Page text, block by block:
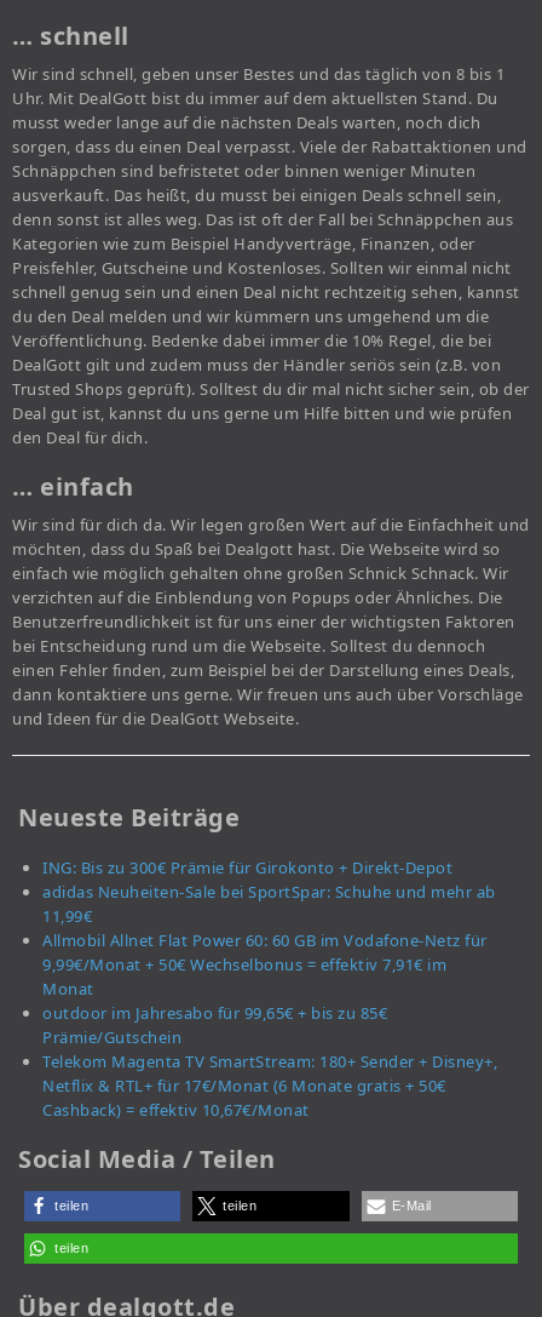
… schnell
Wir sind schnell, geben unser Bestes und das täglich von 8 bis 1
Uhr. Mit DealGott bist du immer auf dem aktuellsten Stand. Du
musst weder lange auf die nächsten Deals warten, noch dich
sorgen, dass du einen Deal verpasst. Viele der Rabattaktionen und
Schnäppchen sind befristetet oder binnen weniger Minuten
ausverkauft. Das heißt, du musst bei einigen Deals schnell sein,
denn sonst ist alles weg. Das ist oft der Fall bei Schnäppchen aus
Kategorien wie zum Beispiel Handyverträge, Finanzen, oder
Preisfehler, Gutscheine und Kostenloses. Sollten wir einmal nicht
schnell genug sein und einen Deal nicht rechtzeitig sehen, kannst
du den Deal melden und wir kümmern uns umgehend um die
Veröffentlichung. Bedenke dabei immer die 10% Regel, die bei
DealGott gilt und zudem muss der Händler seriös sein (z.B. von
Trusted Shops geprüft). Solltest du dir mal nicht sicher sein, ob der
Deal gut ist, kannst du uns gerne um Hilfe bitten und wie prüfen
den Deal für dich.
… einfach
Wir sind für dich da. Wir legen großen Wert auf die Einfachheit und
möchten, dass du Spaß bei Dealgott hast. Die Webseite wird so
einfach wie möglich gehalten ohne großen Schnick Schnack. Wir
verzichten auf die Einblendung von Popups oder Ähnliches. Die
Benutzerfreundlichkeit ist für uns einer der wichtigsten Faktoren
bei Entscheidung rund um die Webseite. Solltest du dennoch
einen Fehler finden, zum Beispiel bei der Darstellung eines Deals,
dann kontaktiere uns gerne. Wir freuen uns auch über Vorschläge
und Ideen für die DealGott Webseite.
Neueste Beiträge
ING: Bis zu 300€ Prämie für Girokonto + Direkt-Depot
adidas Neuheiten-Sale bei SportSpar: Schuhe und mehr ab
11,99€
Allmobil Allnet Flat Power 60: 60 GB im Vodafone-Netz für
9,99€/Monat + 50€ Wechselbonus = effektiv 7,91€ im
Monat
outdoor im Jahresabo für 99,65€ + bis zu 85€
Prämie/Gutschein
Telekom Magenta TV SmartStream: 180+ Sender + Disney+,
Netflix & RTL+ für 17€/Monat (6 Monate gratis + 50€
Cashback) = effektiv 10,67€/Monat
Social Media / Teilen
teilen teilen E-Mail
teilen
Über dealgott.de